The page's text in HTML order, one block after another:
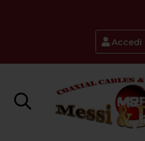
Accedi